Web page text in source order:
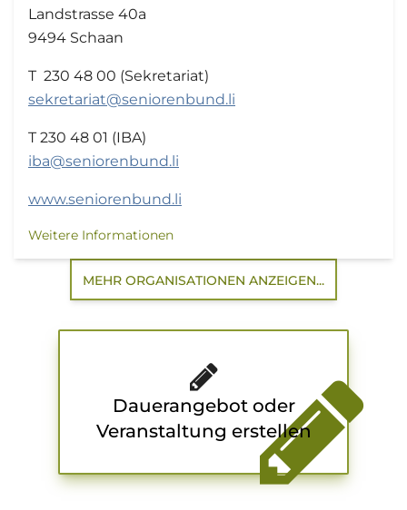
Landstrasse 40a
9494 Schaan
T 230 48 00 (Sekretariat)
sekretariat@seniorenbund.li
T 230 48 01 (IBA)
iba@seniorenbund.li
www.seniorenbund.li
Weitere Informationen
MEHR ORGANISATIONEN ANZEIGEN...
Dauerangebot oder
Veranstaltung erstellen